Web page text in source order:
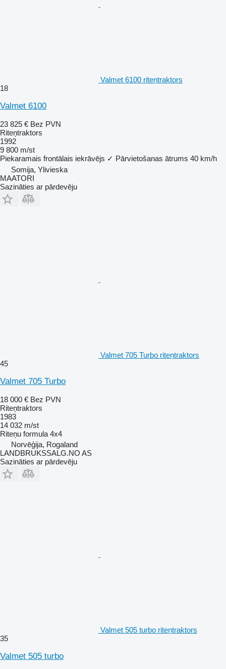
Valmet 6100 riteņtraktors
18
Valmet 6100
23 825 € Bez PVN
Riteņtraktors
1992
9 800 m/st
Piekaramais frontālais iekrāvējs ✓ Pārvietošanas ātrums 40 km/h
Somija, Ylivieska
MAATORI
Sazināties ar pārdevēju
Valmet 705 Turbo riteņtraktors
45
Valmet 705 Turbo
18 000 € Bez PVN
Riteņtraktors
1983
14 032 m/st
Riteņu formula 4x4
Norvēģija, Rogaland
LANDBRUKSSALG.NO AS
Sazināties ar pārdevēju
Valmet 505 turbo riteņtraktors
35
Valmet 505 turbo